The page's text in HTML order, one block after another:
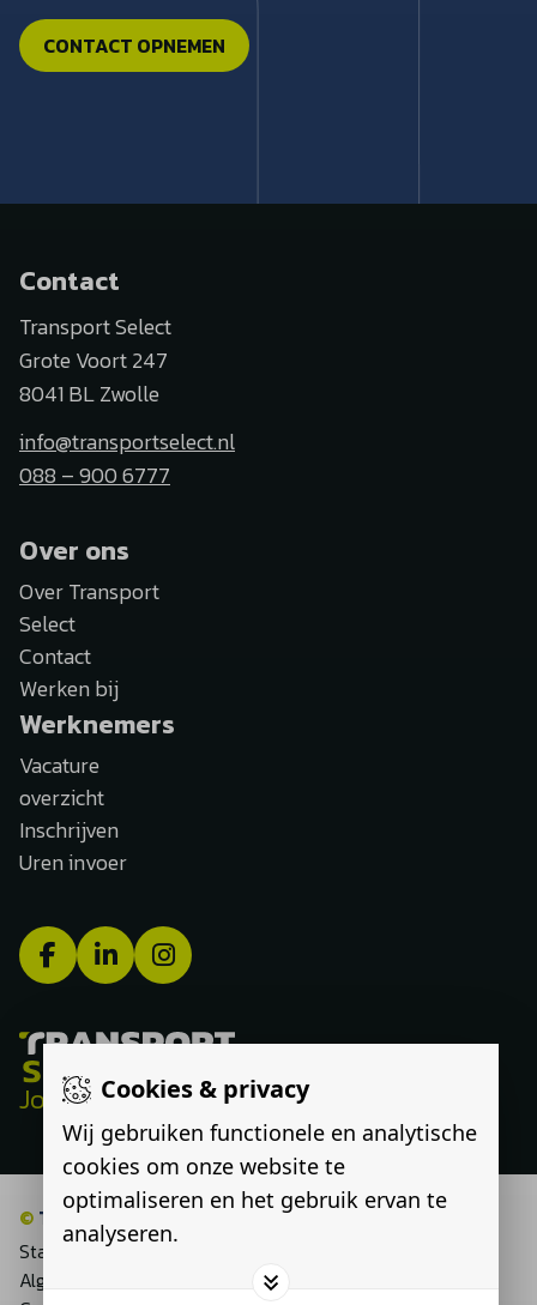
Cookies & privacy
Wij gebruiken functionele en analytische
cookies om onze website te
optimaliseren en het gebruik ervan te
analyseren.
CONTACT OPNEMEN
Contact
Transport Select
Grote Voort 247
8041 BL Zwolle
info@transportselect.nl
088 – 900 6777
Over ons
Over Transport
Select
Contact
Werken bij
Werknemers
Vacature
overzicht
Inschrijven
Uren invoer
Jouw route, onze expertise
© Transport Select
Statement discriminatie
Algemene voorwaarden